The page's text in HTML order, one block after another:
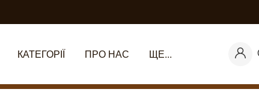
КАТЕГОРІЇ ПРО НАС ЩЕ...